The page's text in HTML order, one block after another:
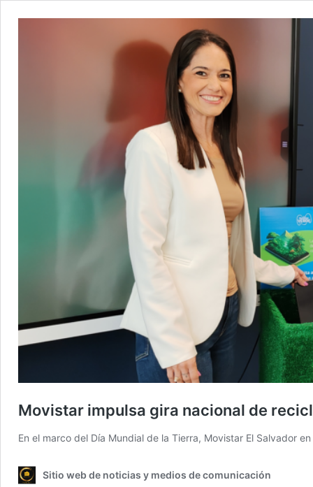
Movistar impulsa gira nacional de
En el marco del Día Mundial de la Tierra, Movistar El Salvador
Sitio web de noticias y medios de comunicación